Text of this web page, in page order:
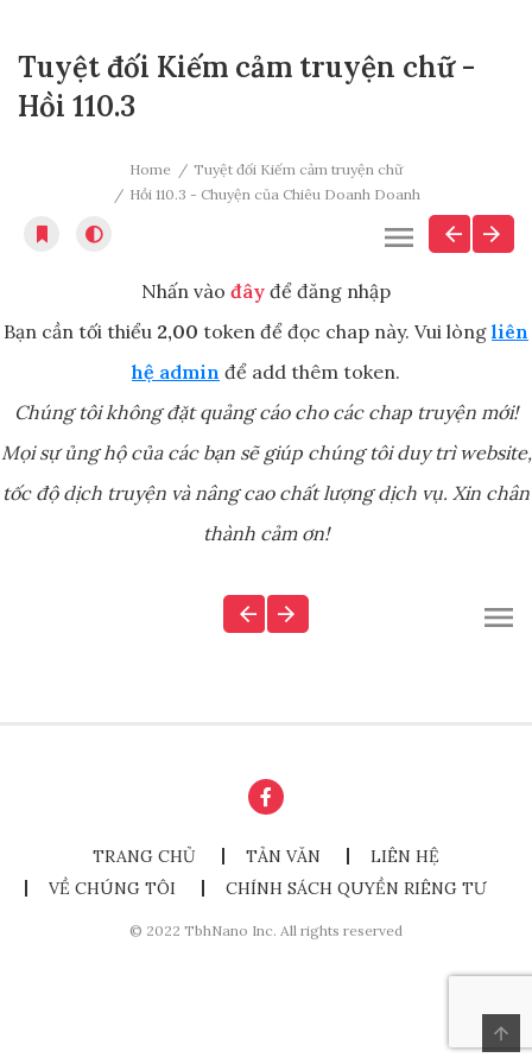
Tuyệt đối Kiếm cảm truyện chữ -
Hồi 110.3
Home
Tuyệt đối Kiếm cảm truyện chữ
Hồi 110.3 - Chuyện của Chiêu Doanh Doanh
Nhấn vào đây để đăng nhập
Bạn cần tối thiểu 2,00 token để đọc chap này. Vui lòng liên
hệ admin để add thêm token.
Chúng tôi không đặt quảng cáo cho các chap truyện mới!
Mọi sự ủng hộ của các bạn sẽ giúp chúng tôi duy trì website,
tốc độ dịch truyện và nâng cao chất lượng dịch vụ. Xin chân
thành cảm ơn!
TRANG CHỦ TẢN VĂN
LIÊN HỆ
VỀ CHÚNG TÔI
CHÍNH SÁCH QUYỀN RIÊNG TƯ
© 2022 TbhNano Inc. All rights reserved